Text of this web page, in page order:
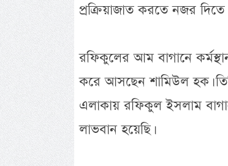
প্রক্রিয়াজাত করতে নজর দিতে
রফিকুলের আম বাগানে
করে আসছেন শামিউল হক।
এলাকায় রফিকুল ইসলাম
লাভবান হয়েছি।